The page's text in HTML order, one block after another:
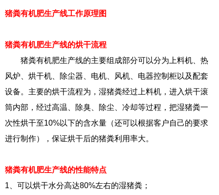
猪粪有机肥生产线工作原理图
猪粪有机肥生产线的烘干流程
猪粪有机肥生产线的主要组成部分可以分为上料机、热
风炉、烘干机、除尘器、电机、风机、电器控制柜以及配套
设备。主要的烘干流程为，湿猪粪经过上料机，进入烘干滚
筒内部，经过高温、除臭、除尘、冷却等过程，把湿猪粪一
次性烘干至10%以下的含水量（还可以根据客户自己的要求
进行制作），保证烘干后的猪粪利用率大。
猪粪有机肥生产线的性能特点
1、可以烘干水分高达80%左右的湿猪粪；